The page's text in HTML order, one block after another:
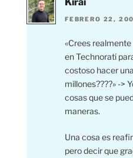
Kirai
FEBRERO 22,
«Crees
en Technorati
costoso hacer
millones????» ->
cosas que se
maneras.
Una cosa es
pero decir que